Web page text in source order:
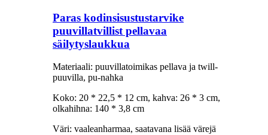
Paras kodinsisustustarvike
puuvillatvillist pellavaa
säilytyslaukkua
Materiaali: puuvillatoimikas pellava ja twill-
puuvilla, pu-nahka
Koko: 20 * 22,5 * 12 cm, kahva: 26 * 3 cm,
olkahihna: 140 * 3,8 cm
Väri: vaaleanharmaa, saatavana lisää värejä